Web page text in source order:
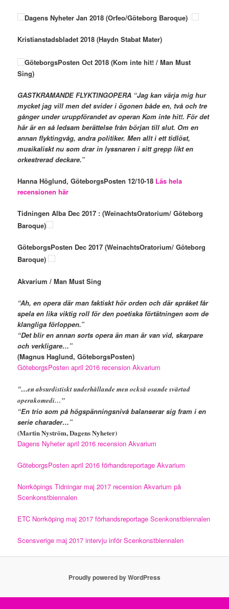
Dagens Nyheter Jan 2018 (Orfeo/Göteborg Baroque)
Kristianstadsbladet 2018 (Haydn Stabat Mater)
GöteborgsPosten Oct 2018 (Kom inte hit! / Man Must
Sing)
GASTKRAMANDE FLYKTINGOPERA “Jag kan värja mig hur
mycket jag vill men det svider i ögonen både en, två och tre
gånger under uruppförandet av operan Kom inte hit!. För det
här är en så ledsam berättelse från början till slut. Om en
annan flyktingvåg, andra politiker. Men allt i ett tidlöst,
musikaliskt nu som drar in lyssnaren i sitt grepp likt en
orkestrerad deckare.”
Hanna Höglund, GöteborgsPosten 12/10-18 Läs hela
recensionen här
Tidningen Alba Dec 2017 : (WeinachtsOratorium/ Göteborg
Baroque)
GöteborgsPosten Dec 2017 (WeinachtsOratorium/ Göteborg
Baroque)
Akvarium / Man Must Sing
“Ah, en opera där man faktiskt hör orden och där språket får
spela en lika viktig roll för den poetiska förtätningen som de
klangliga förloppen.”
“Det blir en annan sorts opera än man är van vid, skarpare
och verkligare…”
(Magnus Haglund, GöteborgsPosten)
GöteborgsPosten april 2016 recension Akvarium
“…en absurdistiskt underhållande men också osande svärtad
operakomedi…”
“En trio som på högspänningsnivå balanserar sig fram i en
serie charader…”
(Martin Nyström, Dagens Nyheter)
Dagens Nyheter april 2016 recension Akvarium
GöteborgsPosten april 2016 förhandsreportage Akvarium
Norrköpings Tidningar maj 2017 recension Akvarium på
Scenkonstbiennalen
ETC Norrköping maj 2017 förhandsreportage Scenkonstbiennalen
Scensverige maj 2017 intervju inför Scenkonstbiennalen
Proudly powered by WordPress